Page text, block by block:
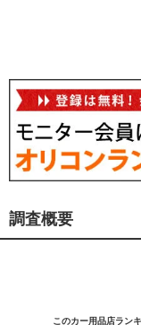
調査概要
このカー用品店ラン